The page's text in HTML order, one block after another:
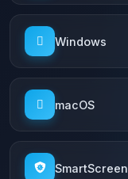
Windows
macOS
SmartScreen